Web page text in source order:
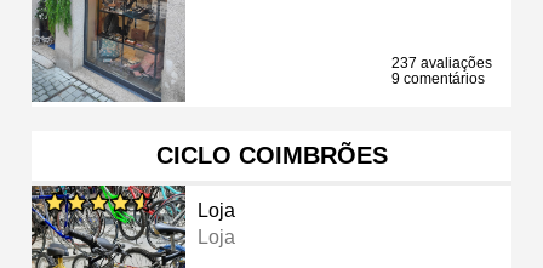
237 avaliações
9 comentários
CICLO COIMBRÕES
Loja
Loja